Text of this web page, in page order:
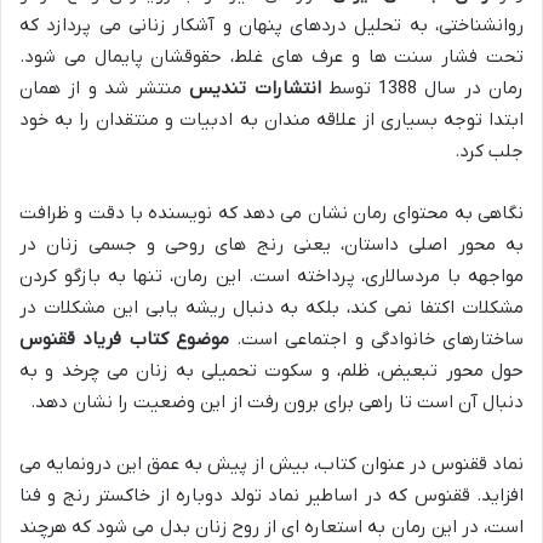
روانشناختی، به تحلیل دردهای پنهان و آشکار زنانی می پردازد که
تحت فشار سنت ها و عرف های غلط، حقوقشان پایمال می شود.
رمان در سال 1388 توسط
انتشارات تندیسمنتشر شد و از همان
ابتدا توجه بسیاری از علاقه مندان به ادبیات و منتقدان را به خود
جلب کرد.
نگاهی به محتوای رمان نشان می دهد که نویسنده با دقت و ظرافت
به محور اصلی داستان، یعنی رنج های روحی و جسمی زنان در
مواجهه با مردسالاری، پرداخته است. این رمان، تنها به بازگو کردن
مشکلات اکتفا نمی کند، بلکه به دنبال ریشه یابی این مشکلات در
ساختارهای خانوادگی و اجتماعی است.موضوع کتاب فریاد ققنوس
حول محور تبعیض، ظلم، و سکوت تحمیلی به زنان می چرخد و به
دنبال آن است تا راهی برای برون رفت از این وضعیت را نشان دهد.
نماد ققنوس در عنوان کتاب، بیش از پیش به عمق این درونمایه می
افزاید. ققنوس که در اساطیر نماد تولد دوباره از خاکستر رنج و فنا
است، در این رمان به استعاره ای از روح زنان بدل می شود که هرچند